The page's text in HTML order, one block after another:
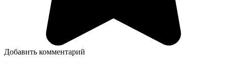
Добавить комментарий